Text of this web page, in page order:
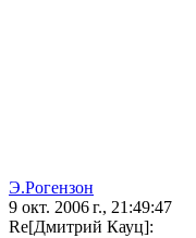
Э.Рогензон
9 окт. 2006 г., 21:49:47
Re[Дмитрий Кауц]: